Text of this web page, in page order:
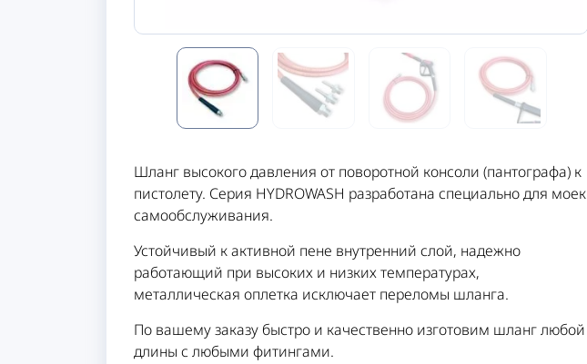
Шланг высокого давления от поворотной консоли (пантографа) к
пистолету. Серия HYDROWASH разработана специально для моек
самообслуживания.
Устойчивый к активной пене внутренний слой, надежно
работающий при высоких и низких температурах,
металлическая оплетка исключает переломы шланга.
По вашему заказу быстро и качественно изготовим шланг любой
длины с любыми фитингами.